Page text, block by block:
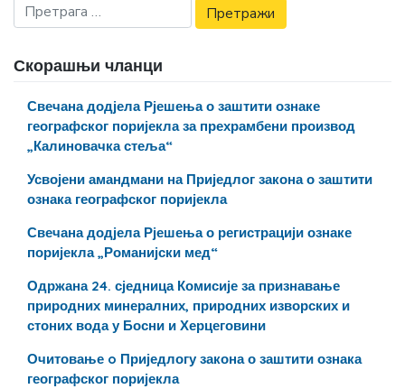
Скорашњи чланци
Свечана додјела Рјешења о заштити ознаке
географског поријекла за прехрамбени производ
„Калиновачка стеља“
Усвојени амандмани на Приједлог закона о заштити
ознака географског поријекла
Свечана додјела Рјешења о регистрацији ознаке
поријекла „Романијски мед“
Одржана 24. сједница Комисије за признавање
природних минералних, природних изворских и
стоних вода у Босни и Херцеговини
Очитовање o Приједлогу закона о заштити ознака
географског поријекла